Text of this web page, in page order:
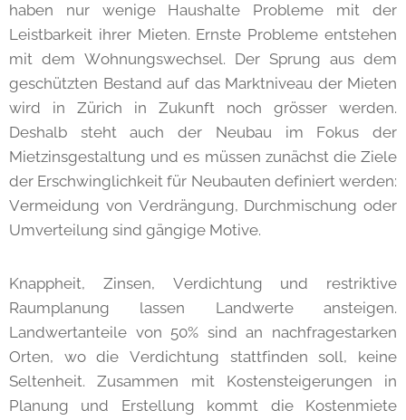
haben nur wenige Haushalte Probleme mit der
Leistbarkeit ihrer Mieten. Ernste Probleme entstehen
mit dem Wohnungswechsel. Der Sprung aus dem
geschützten Bestand auf das Marktniveau der Mieten
wird in Zürich in Zukunft noch grösser werden.
Deshalb steht auch der Neubau im Fokus der
Mietzinsgestaltung und es müssen zunächst die Ziele
der Erschwinglichkeit für Neubauten definiert werden:
Vermeidung von Verdrängung, Durchmischung oder
Umverteilung sind gängige Motive.
Knappheit, Zinsen, Verdichtung und restriktive
Raumplanung lassen Landwerte ansteigen.
Landwertanteile von 50% sind an nachfragestarken
Orten, wo die Verdichtung stattfinden soll, keine
Seltenheit. Zusammen mit Kostensteigerungen in
Planung und Erstellung kommt die Kostenmiete